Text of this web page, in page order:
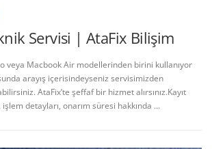
Servisi | AtaFix Bilişim
veya Macbook Air modellerinden birini kullanıyor
arayış içerisindeyseniz servisimizden
AtaFix’te şeffaf bir hizmet alırsınız.Kayıt
detayları, onarım süresi hakkında …